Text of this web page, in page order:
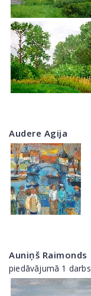
Audere Agija
Auniņš Raimonds
piedāvājumā 1 darbs